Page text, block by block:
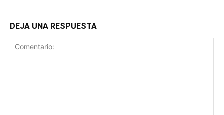
DEJA UNA RESPUESTA